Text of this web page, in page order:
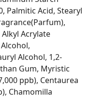
Palmitic Acid, Stearyl
Acrylate
Alcohol, 1,2-
Gum, Myristic
ppb), Centaurea
Chamomilla